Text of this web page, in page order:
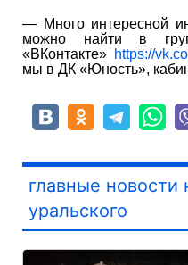
— Много интересной
можно найти в
«ВКонтакте» https://
мы в ДК «Юность»,
главные новости
уральского